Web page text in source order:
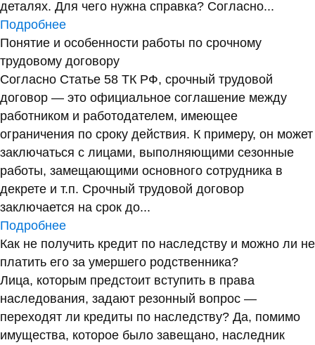
деталях. Для чего нужна справка? Согласно...
Подробнее
Понятие и особенности работы по срочному
трудовому договору
Согласно Статье 58 ТК РФ, срочный трудовой
договор — это официальное соглашение между
работником и работодателем, имеющее
ограничения по сроку действия. К примеру, он может
заключаться с лицами, выполняющими сезонные
работы, замещающими основного сотрудника в
декрете и т.п. Срочный трудовой договор
заключается на срок до...
Подробнее
Как не получить кредит по наследству и можно ли не
платить его за умершего родственника?
Лица, которым предстоит вступить в права
наследования, задают резонный вопрос —
переходят ли кредиты по наследству? Да, помимо
имущества, которое было завещано, наследник